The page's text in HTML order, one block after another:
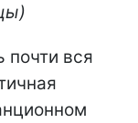
почти вся